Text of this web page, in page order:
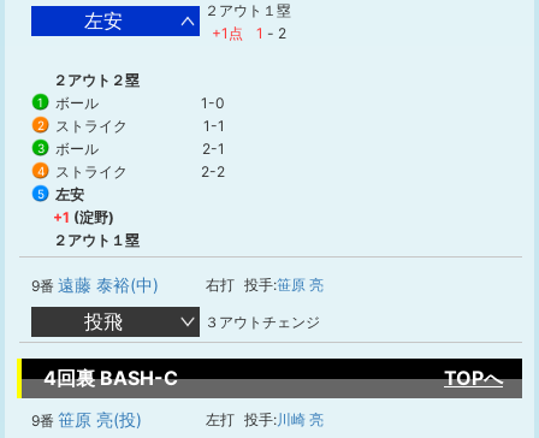
左安
２アウト１塁
+1点
1 - 2
２アウト２塁
1 ボール 1-0
2 ストライク 1-1
3 ボール 2-1
4 ストライク 2-2
5
左安
+1 (淀野)
２アウト１塁
9番 遠藤 泰裕(中) 右打 投手:笹原 亮
投飛 ３アウトチェンジ
4回裏 BASH-C TOPへ
9番 笹原 亮(投) 左打 投手:川崎 亮